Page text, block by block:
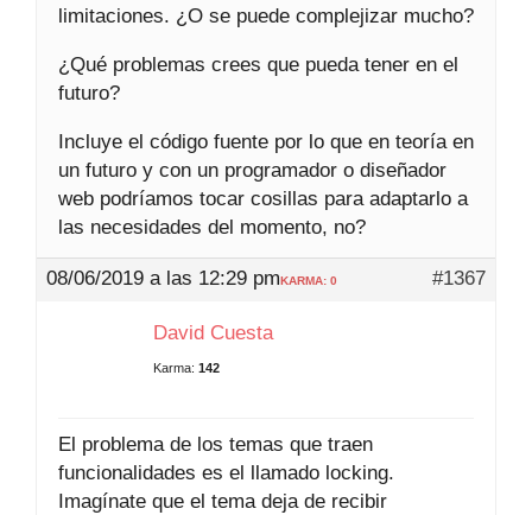
limitaciones. ¿O se puede complejizar mucho?
¿Qué problemas crees que pueda tener en el
futuro?
Incluye el código fuente por lo que en teoría en
un futuro y con un programador o diseñador
web podríamos tocar cosillas para adaptarlo a
las necesidades del momento, no?
08/06/2019 a las 12:29 pm #1367
KARMA: 0
David Cuesta
Karma: 142
El problema de los temas que traen
funcionalidades es el llamado locking.
Imagínate que el tema deja de recibir